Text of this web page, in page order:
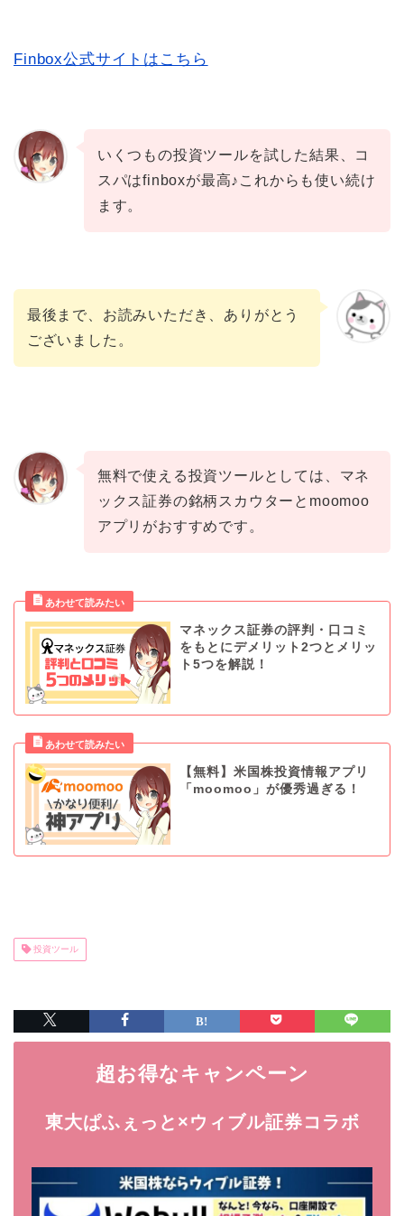
Finbox公式サイトはこちら
いくつもの投資ツールを試した結果、コ
スパはfinboxが最高♪これからも使い続け
ます。
最後まで、お読みいただき、ありがとう
ございました。
無料で使える投資ツールとしては、マネ
ックス証券の銘柄スカウターとmoomoo
アプリがおすすめです。
マネックス証券の評判・口コミ
をもとにデメリット2つとメリッ
ト5つを解説！
【無料】米国株投資情報アプリ
「moomoo」が優秀過ぎる！
投資ツール
超お得なキャンペーン
東大ぱふぇっと×ウィブル証券コラボ